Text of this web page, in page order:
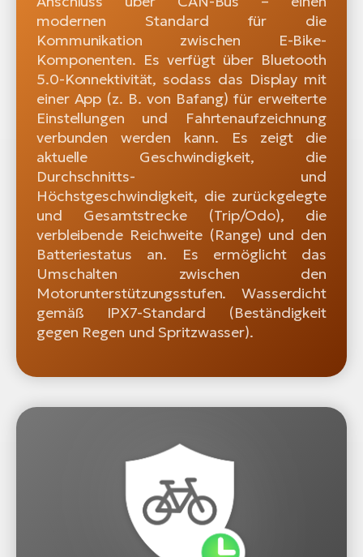
modernen Standard für die
Kommunikation zwischen E-Bike-
Komponenten. Es verfügt über Bluetooth
5.0-Konnektivität, sodass das Display mit
einer App (z. B. von Bafang) für erweiterte
Einstellungen und Fahrtenaufzeichnung
verbunden werden kann. Es zeigt die
aktuelle Geschwindigkeit, die
Durchschnitts- und
Höchstgeschwindigkeit, die zurückgelegte
und Gesamtstrecke (Trip/Odo), die
verbleibende Reichweite (Range) und den
Batteriestatus an. Es ermöglicht das
Umschalten zwischen den
Motorunterstützungsstufen. Wasserdicht
gemäß IPX7-Standard (Beständigkeit
gegen Regen und Spritzwasser).